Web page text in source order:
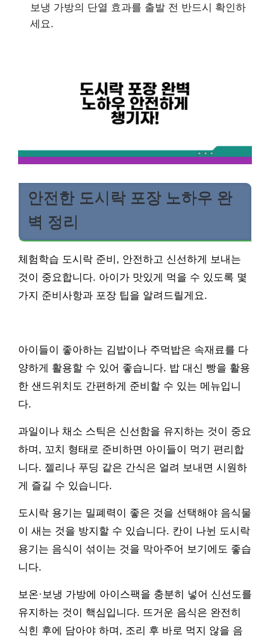
보냉 가방의 단열 효과를 출발 전 반드시 확인하
세요.
안전한 도시락 포장 노하우 완
벽 정리
체험학습 도시락 준비, 안전하고 신선하게 보내는
것이 중요합니다. 아이가 맛있게 먹을 수 있도록 몇
가지 준비사항과 포장 팁을 알려드릴게요.
아이들이 좋아하는 김밥이나 주먹밥은 속재료를 다
양하게 활용할 수 있어 좋습니다. 밥 대신 빵을 활용
한 샌드위치도 간편하게 준비할 수 있는 메뉴입니
다.
과일이나 채소 스틱은 신선함을 유지하는 것이 중요
하며, 꼬치 형태로 준비하면 아이들이 먹기 편리합
니다. 젤리나 푸딩 같은 간식은 얼려 보내면 시원하
게 즐길 수 있습니다.
도시락 용기는 밀폐력이 좋은 것을 선택해야 음식물
이 새는 것을 방지할 수 있습니다. 칸이 나뉜 도시락
용기는 음식이 섞이는 것을 막아주어 보기에도 좋습
니다.
보온·보냉 가방에 아이스팩을 충분히 넣어 신선도를
유지하는 것이 핵심입니다. 뜨거운 음식은 완전히
식힌 후에 담아야 하며, 조리 후 바로 먹지 않을 음